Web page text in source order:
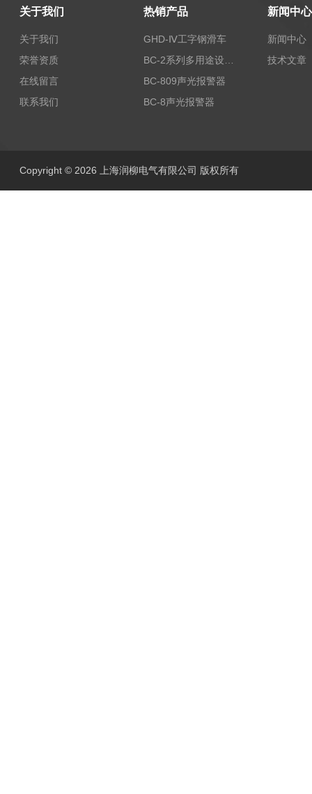
关于我们
关于我们
荣誉资质
在线留言
联系我们
热销产品
GHD-Ⅳ工字钢滑车
BC-809声光报警器
BC-8声光报警器
新闻中心
新闻中心
技术文章
Copyright © 2026 上海润柳电气有限公司 版权所有